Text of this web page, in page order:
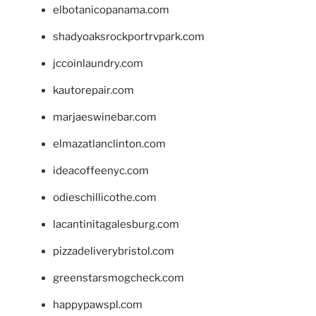
elbotanicopanama.com
shadyoaksrockportrvpark.com
jccoinlaundry.com
kautorepair.com
marjaeswinebar.com
elmazatlanclinton.com
ideacoffeenyc.com
odieschillicothe.com
lacantinitagalesburg.com
pizzadeliverybristol.com
greenstarsmogcheck.com
happypawspl.com